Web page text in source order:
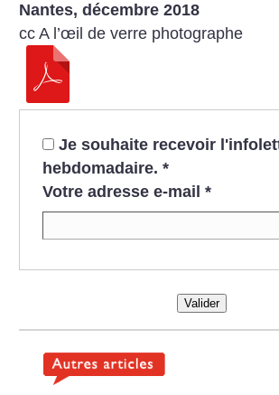
Nantes, décembre 2018
cc A l’œil de verre photographe
Je souhaite recevoir
hebdomadaire. *
Votre adresse e-mail *
Valider